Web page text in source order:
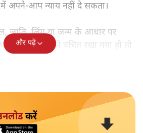
अपने-आप न्याय नहीं दे सकता।
जाति, लिंग या जन्म के आधार पर
और सम्मान से वंचित रखा गया हो तो
से स्थिति नहीं बदलती।
और पढ़ें
करें